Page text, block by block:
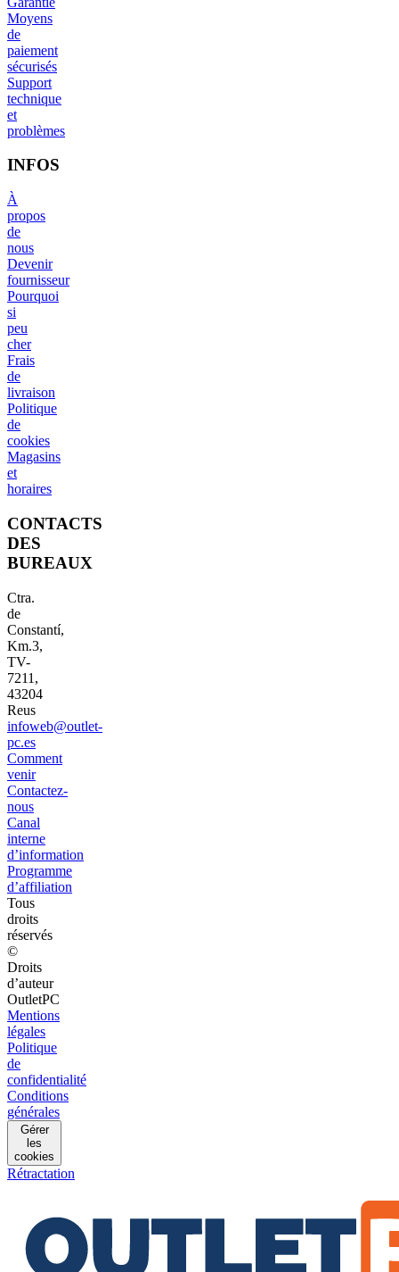
Moyens
de
paiement
sécurisés
Support
technique
et
problèmes
INFOS
À
propos
de
nous
Devenir
fournisseur
Pourquoi
si
peu
cher
Frais
de
livraison
Politique
de
cookies
Magasins
et
horaires
CONTACTS
DES
BUREAUX
Ctra.
de
Constantí,
Km.3,
TV-
7211,
43204
Reus
infoweb@outlet-
pc.es
Comment
venir
Contactez-
nous
Canal
interne
d’information
Programme
d’affiliation
Tous
droits
réservés
©
Droits
d’auteur
OutletPC
Mentions
légales
Politique
de
confidentialité
Conditions
générales
Gérer
les
cookies
Rétractation